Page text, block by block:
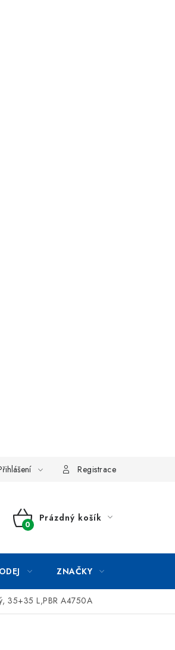
Registrace
NÁKUPNÍ
Prázdný košík
ZNAČKY
35+35 L,PBR A4750A